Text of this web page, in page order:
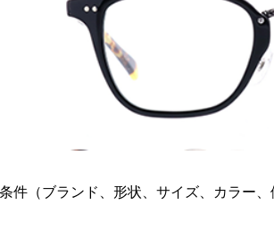
（ブランド、形状、サイズ、カラー